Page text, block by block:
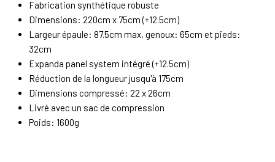
Fabrication synthétique robuste
Dimensions: 220cm x 75cm (+12.5cm)
Largeur épaule: 87.5cm max, genoux: 65cm et pieds:
32cm
Expanda panel system intégré (+12.5cm)
Réduction de la longueur jusqu'à 175cm
Dimensions compressé: 22 x 26cm
Livré avec un sac de compression
Poids: 1600g